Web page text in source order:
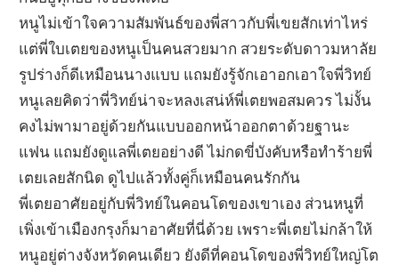
หนูไม่เข้าใจความสัมพันธ์ของพี่สาวกับพี่เขยสักเท่าไหร่
แต่พี่ใบเตยของหนูเป็นคนสวยมาก สวยระดับดาวมหาลัย
รูปร่างก็ดีเหมือนนางแบบ แถมยังรู้จักเอาอกเอาใจพี่วิทย์
หนูเลยคิดว่าพี่วิทย์น่าจะหลงเสน่ห์พี่เตยพอสมควร ไม่งั้น
คงไม่พามาอยู่ด้วยกันแบบออกหน้าออกตาด้วยฐานะ
แฟน แถมยังดูแลพี่เตยอย่างดี ไม่กดขี่บังคับหรือทำร้ายพี่
เตยเลยสักนิด ดูไปแล้วทั้งคู่ก็เหมือนคนรักกัน
พี่เตยอาศัยอยู่กับพี่วิทย์ในคอนโดของเขาเอง ส่วนหนูที่
เพิ่งเข้าเมืองกรุงก็มาอาศัยที่นี่ด้วย เพราะพี่เตยไม่กล้าให้
หนูอยู่ต่างจังหวัดคนเดียว ยังดีที่คอนโดของพี่วิทย์ใหญ่โต